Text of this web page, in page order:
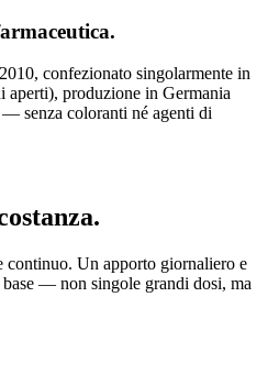
confezionato singolarmente in
produzione in Germania
senza coloranti né agenti di
continuo. Un apporto giornaliero e
— non singole grandi dosi, ma